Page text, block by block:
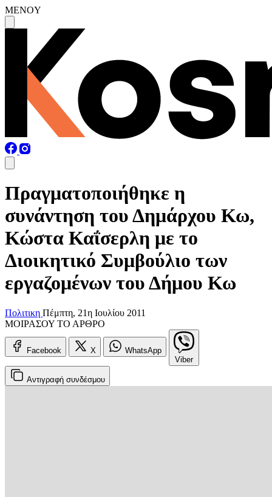
MENOY
Πραγματοποιήθηκε η
συνάντηση του Δημάρχου Κω,
Κώστα Καΐσερλη με το
Διοικητικό Συμβούλιο των
εργαζομένων του Δήμου Κω
Πολιτικη Πέμπτη, 21η Ιουλίου 2011
ΜΟΙΡΑΣΟΥ ΤΟ ΑΡΘΡΟ
Facebook X
WhatsApp
Viber
Αντιγραφή συνδέσμου